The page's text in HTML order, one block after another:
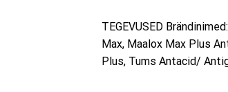
TEGEVUSED
Max, Maalox Max Plus
Plus, Tums Antacid/